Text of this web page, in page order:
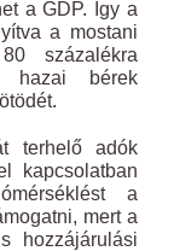
a GDP. Így a
a mostani
százalékra
hazai bérek
terhelő adók
kapcsolatban
a
mert a
hozzájárulási